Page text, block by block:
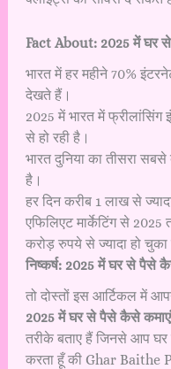
Fact About: 2025 में घर
भारत में हर महीने 70%
देखते हैं।
2025 में भारत में फ्रीलांसिंग
से हो रही है।
भारत दुनिया का तीसरा
है।
हर दिन करीब 1 लाख से
एफिलिएट मार्केटिंग से 2025
करोड़ रुपये से ज्यादा हो चुका
निष्कर्ष: 2025 में घर से पैसे
तो दोस्तों इस आर्टिकल में
2025 में घर से पैसे कैसे
तरीके बताए हैं जिनसे आप
करता हूँ की Ghar Baithe